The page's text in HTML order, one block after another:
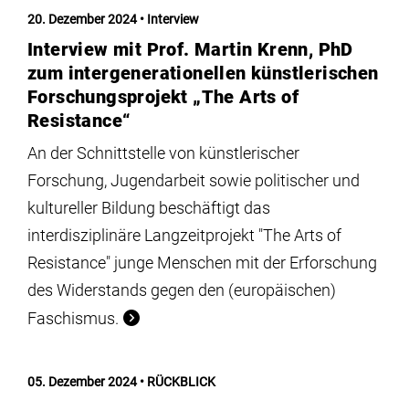
Institute
Forschung
Infrastruktur
Aktuelles
meinstudium
20. Dezember 2024 Interview
Interview mit Prof. Martin Krenn, PhD
zum intergenerationellen künstlerischen
Forschungsprojekt „The Arts of
Resistance“
An der Schnittstelle von künstlerischer
Forschung, Jugendarbeit sowie politischer und
kultureller Bildung beschäftigt das
interdisziplinäre Langzeitprojekt "The Arts of
Resistance" junge Menschen mit der Erforschung
des Widerstands gegen den (europäischen)
Faschismus.
05. Dezember 2024 RÜCKBLICK